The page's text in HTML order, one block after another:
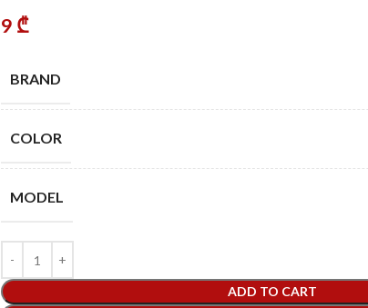
9 ₾
BRAND
COLOR
MODEL
ADD TO CART